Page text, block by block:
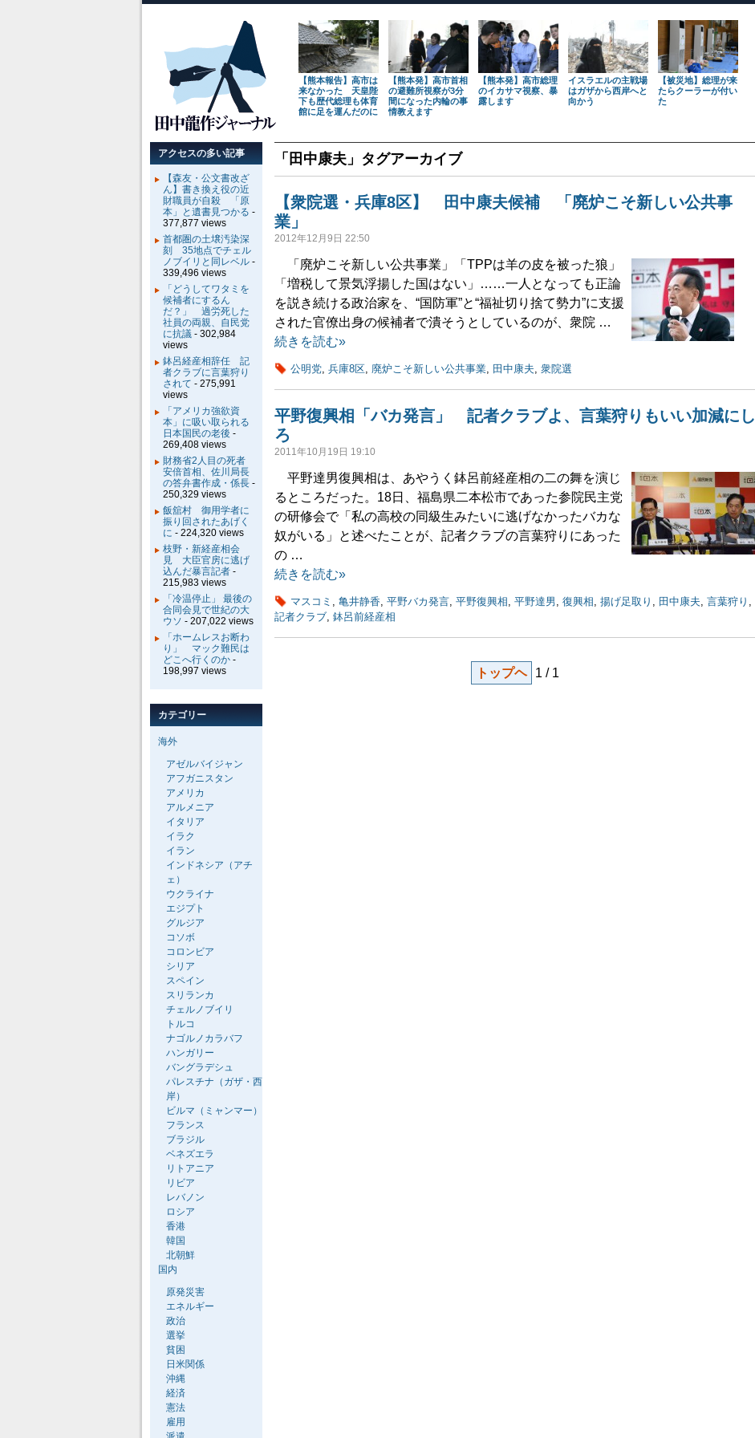
【熊本報告】高市は
来なかった 天皇陛
下も歴代総理も体育
館に足を運んだのに
【熊本発】高市首相
の避難所視察が3分
間になった内輪の事
情教えます
【熊本発】高市総理
のイカサマ視察、暴
露します
イスラエルの主戦場
はガザから西岸へと
向かう
【被災地】総理が来
たらクーラーが付い
た
「 田中康夫 」タグアーカイブ
【衆院選・兵庫8区】 田中康夫候補 「廃炉こそ新しい公共事
業」
2012年12月9日 22:50
「廃炉こそ新しい公共事業」「TPPは羊の皮を被った狼」
「増税して景気浮揚した国はない」……一人となっても正論
を説き続ける政治家を、“国防軍”と“福祉切り捨て勢力”に支援
された官僚出身の候補者で潰そうとしているのが、衆院 …
続きを読む»
公明党, 兵庫8区, 廃炉こそ新しい公共事業, 田中康夫, 衆院選
平野復興相「バカ発言」 記者クラブよ、言葉狩りもいい加減にし
ろ
2011年10月19日 19:10
平野達男復興相は、あやうく鉢呂前経産相の二の舞を演じ
るところだった。18日、福島県二本松市であった参院民主党
の研修会で「私の高校の同級生みたいに逃げなかったバカな
奴がいる」と述べたことが、記者クラブの言葉狩りにあった
の …
続きを読む»
マスコミ , 亀井静香, 平野バカ発言, 平野復興相, 平野達男 , 復興相, 揚げ足取り , 田中康夫, 言葉狩り ,
記者クラブ, 鉢呂前経産相
トップヘ 1 / 1
アクセスの多い記事
【森友・公文書改ざ
ん】書き換え役の近
財職員が自殺 「原
本」と遺書見つかる -
377,877 views
首都圏の土壌汚染深
刻 35地点でチェル
ノブイリと同レベル -
339,496 views
「どうしてワタミを
候補者にするん
だ？」 過労死した
社員の両親、自民党
に抗議 - 302,984
views
鉢呂経産相辞任 記
者クラブに言葉狩り
されて - 275,991
views
「アメリカ強欲資
本」に吸い取られる
日本国民の老後 -
269,408 views
財務省2人目の死者
安倍首相、佐川局長
の答弁書作成・係長 -
250,329 views
飯舘村 御用学者に
振り回されたあげく
に - 224,320 views
枝野・新経産相会
見 大臣官房に逃げ
込んだ暴言記者 -
215,983 views
「冷温停止」 最後の
合同会見で世紀の大
ウソ - 207,022 views
「ホームレスお断わ
り」 マック難民は
どこへ行くのか -
198,997 views
カテゴリー
海外
アゼルバイジャン
アフガニスタン
アメリカ
アルメニア
イタリア
イラク
イラン
インドネシア（アチ
ェ）
ウクライナ
エジプト
グルジア
コソボ
コロンビア
シリア
スペイン
スリランカ
チェルノブイリ
トルコ
ナゴルノカラバフ
ハンガリー
バングラデシュ
パレスチナ（ガザ・西
岸）
ビルマ（ミャンマー）
フランス
ブラジル
ベネズエラ
リトアニア
リビア
レバノン
ロシア
香港
韓国
北朝鮮
国内
原発災害
エネルギー
政治
選挙
貧困
日米関係
沖縄
経済
憲法
雇用